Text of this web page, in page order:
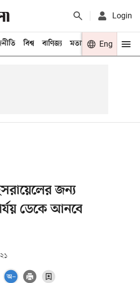
Login
বিশ্ব বাণিজ্য মতামত খেলা
Eng
জন্য
ডেকে আনবে